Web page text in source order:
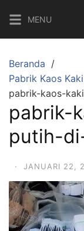
ke
konten
MENU
Beranda
Pabrik Kaos
pabrik-kaos-
pabrik-
putih-
· JANUARI 22,